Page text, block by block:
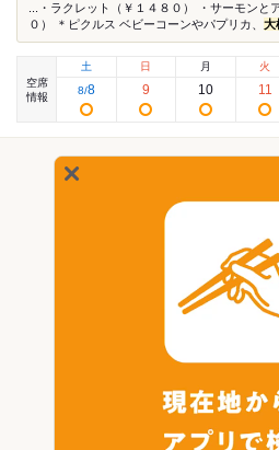
...・ラクレット（￥１４８０） ・サーモンと
０） ＊ピクルス ベビーコーンやパプリカ、 大
空席
情報
土
8/8
日
9
月
10
火
11